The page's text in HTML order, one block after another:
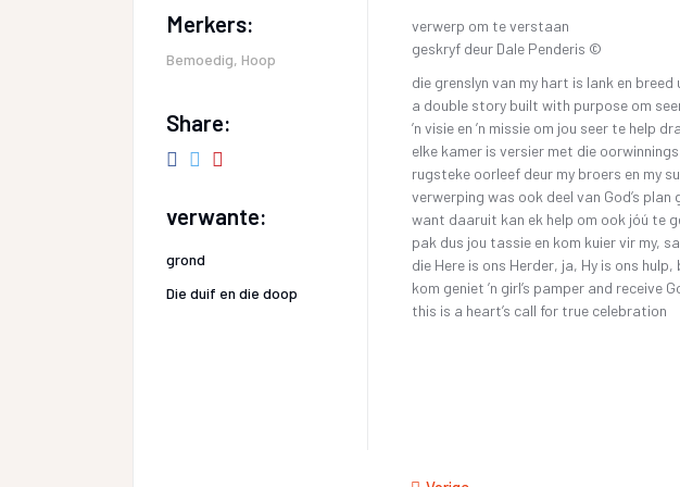
4
22
Merkers:
Bemoedig, Hoop
Share:
verwante:
grond
Die duif en die doop
verwerp om te verstaan
geskryf deur Dale Penderis ©
die grenslyn van my hart is lank en
a double story built with purpose om
ʼn visie en ʼn missie om jou seer te help
elke kamer is versier met die
rugsteke oorleef deur my broers en my
verwerping was ook deel van God’s plan
want daaruit kan ek help om ook jóú te
pak dus jou tassie en kom kuier vir my,
die Here is ons Herder, ja, Hy is ons
kom geniet ʼn girl’s pamper and receive
this is a heart’s call for true celebration